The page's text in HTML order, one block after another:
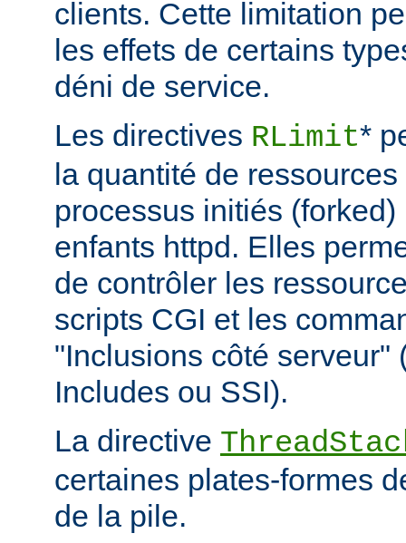
clients. Cette limitation
les effets de certains
déni de service.
Les directives RLimit*
la quantité de
processus initiés
enfants httpd. Elles
de contrôler les
scripts CGI et les
"Inclusions côté serveur"
Includes ou SSI).
La directive
certaines plates-formes
de la pile.